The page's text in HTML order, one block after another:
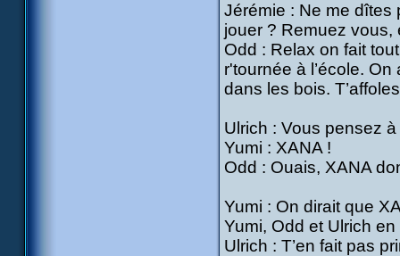
Jérémie : Ne me dîtes
jouer ? Remuez vous,
Odd : Relax on fait
r'tournée à l’école.
dans les bois.
Ulrich : Vous pensez
Yumi : XANA !
Odd : Ouais, XANA
Yumi : On dirait que
Yumi, Odd et Ulrich
Ulrich : T’en fait pas